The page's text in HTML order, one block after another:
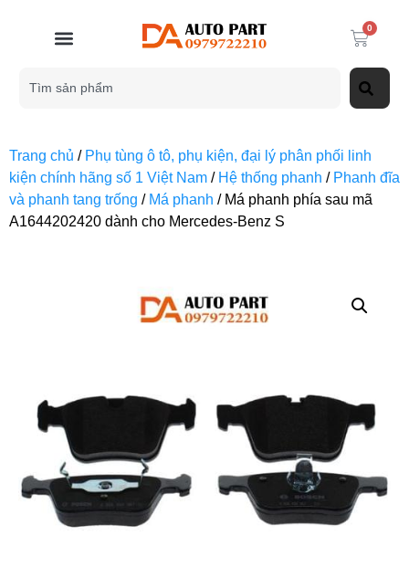
0
Trang chủ / Phụ tùng ô tô, phụ kiện, đại lý phân phối linh
kiện chính hãng số 1 Việt Nam / Hệ thống phanh / Phanh đĩa
và phanh tang trống / Má phanh / Má phanh phía sau mã
A1644202420 dành cho Mercedes-Benz S